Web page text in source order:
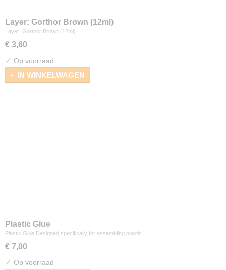
Layer: Gorthor Brown (12ml)
Layer: Gorthor Brown (12ml)
€ 3,60
✓ Op voorraad
IN WINKELWAGEN
Plastic Glue
Plastic Glue Designed specifically for assembling plastic…
€ 7,00
✓ Op voorraad